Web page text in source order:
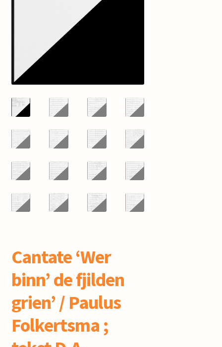
Cantate ‘Wer
binn’ de fjilden
grien’ / Paulus
Folkertsma ;